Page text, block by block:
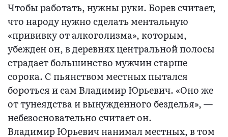
Чтобы работать, нужны руки. Борев считает,
что народу нужно сделать ментальную
«прививку от алкоголизма», которым,
убежден он, в деревнях центральной полосы
страдает большинство мужчин старше
сорока. С пьянством местных пытался
бороться и сам Владимир Юрьевич. «Оно же
от тунеядства и вынужденного безделья», —
небезосновательно считает он.
Владимир Юрьевич нанимал местных, в том